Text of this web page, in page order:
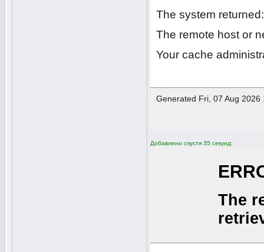
Добавлено спустя 35 секунд: